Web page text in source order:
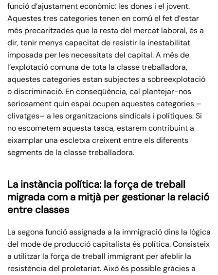
funció d’ajustament econòmic: les dones i el jovent.
Aquestes tres categories tenen en comú el fet d’estar
més precaritzades que la resta del mercat laboral, és a
dir, tenir menys capacitat de resistir la inestabilitat
imposada per les necessitats del capital. A més de
l’explotació comuna de tota la classe treballadora,
aquestes categories estan subjectes a sobreexplotació
o discriminació. En conseqüència, cal plantejar-nos
seriosament quin espai ocupen aquestes categories –
clivatges– a les organitzacions sindicals i polítiques. Si
no escometem aquesta tasca, estarem contribuint a
eixamplar una escletxa creixent entre els diferents
segments de la classe treballadora.
La instància política: la força de treball
migrada com a mitjà per gestionar la relació
entre classes
La segona funció assignada a la immigració dins la lògica
del mode de producció capitalista és política. Consisteix
a utilitzar la força de treball immigrant per afeblir la
resistència del proletariat. Això és possible gràcies a